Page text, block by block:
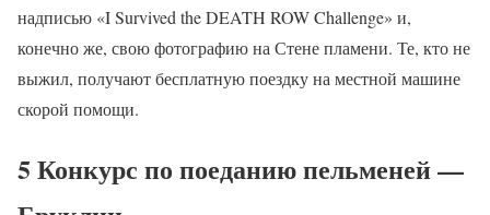
надписью «I Survived the DEATH ROW Challenge» и,
конечно же, свою фотографию на Стене пламени. Те, кто не
выжил, получают бесплатную поездку на местной машине
скорой помощи.
5 Конкурс по поеданию пельменей —